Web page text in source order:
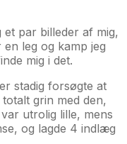
par billeder af mig,
leg og kamp jeg
mig i det.
stadig forsøgte at
grin med den,
utrolig lille, mens
og lagde 4 indlæg